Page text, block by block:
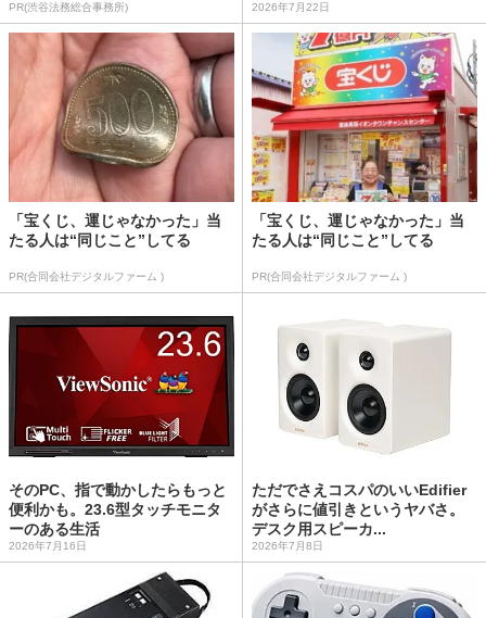
PR(渋谷法務総合事務所) 2026年7月22日
「宝くじ、運じゃなかった」当
たる人は“同じこと”してる
PR(合同会社デジタルファーム )
「宝くじ、運じゃなかった」当
たる人は“同じこと”してる
PR(合同会社デジタルファーム )
そのPC、指で動かしたらもっと
便利かも。23.6型タッチモニタ
ーのある生活
2026年7月16日
ただでさえコスパのいいEdifier
がさらに値引きというヤバさ。
デスク用スピーカ...
2026年7月8日